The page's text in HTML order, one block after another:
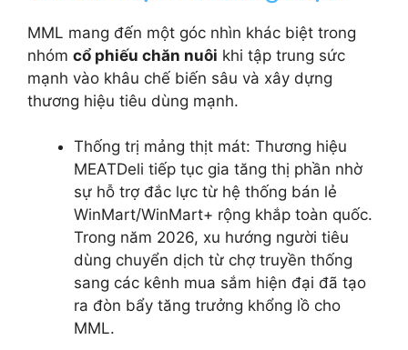
MML mang đến một góc nhìn khác biệt trong
nhóm cổ phiếu chăn nuôi khi tập trung sức
mạnh vào khâu chế biến sâu và xây dựng
thương hiệu tiêu dùng mạnh.
Thống trị mảng thịt mát: Thương hiệu
MEATDeli tiếp tục gia tăng thị phần nhờ
sự hỗ trợ đắc lực từ hệ thống bán lẻ
WinMart/WinMart+ rộng khắp toàn quốc.
Trong năm 2026, xu hướng người tiêu
dùng chuyển dịch từ chợ truyền thống
sang các kênh mua sắm hiện đại đã tạo
ra đòn bẩy tăng trưởng khổng lồ cho
MML.